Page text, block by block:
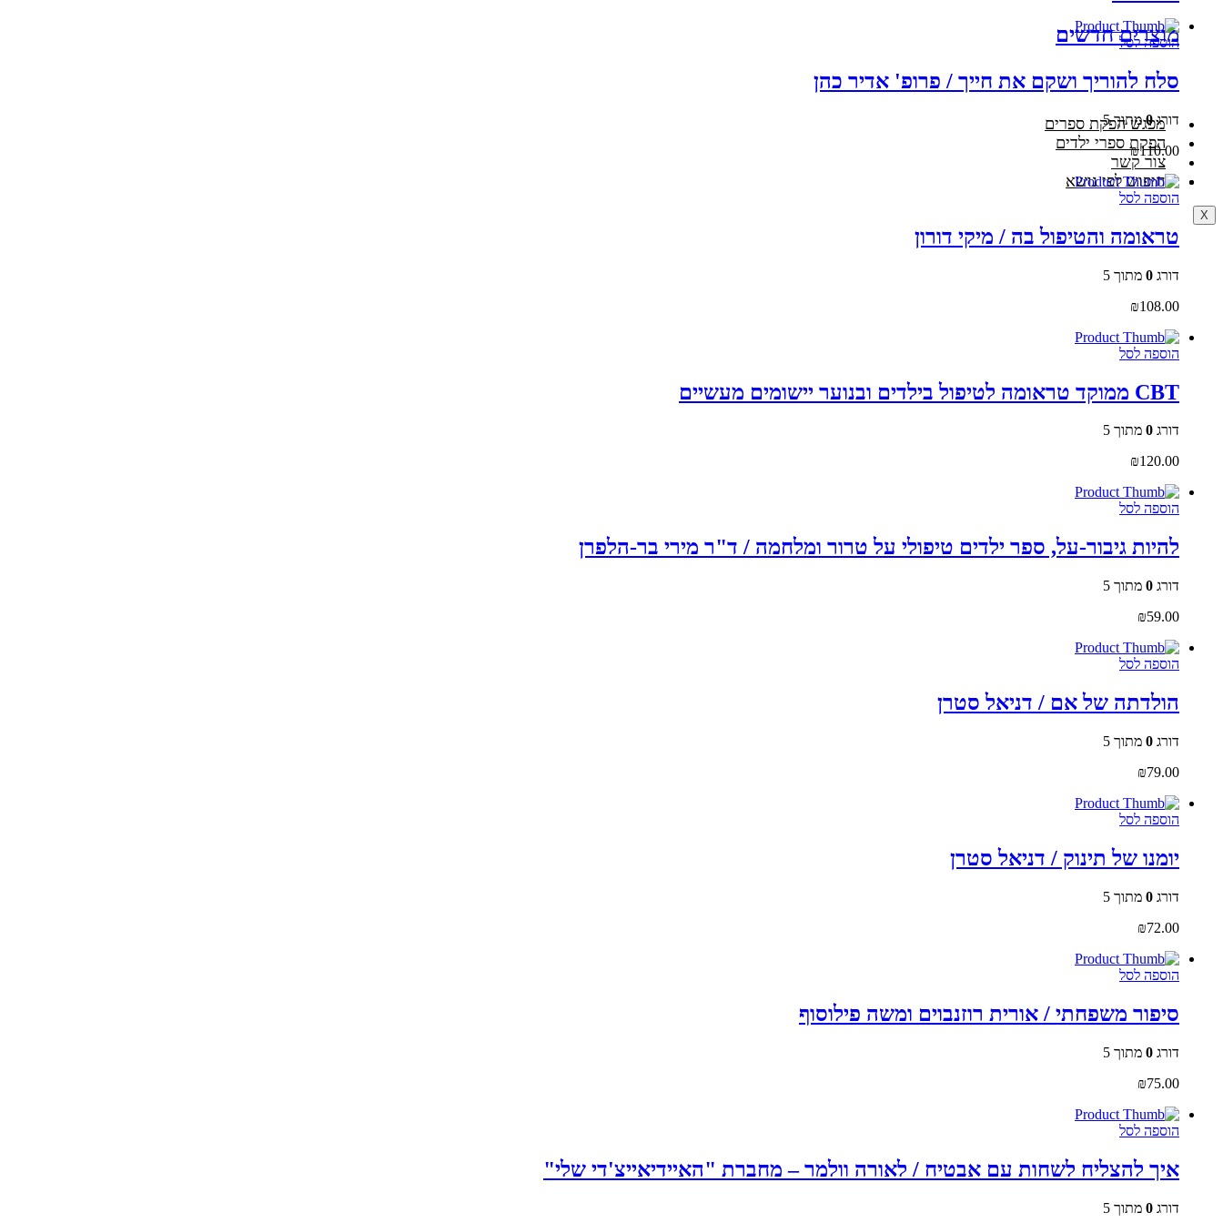
מוצרים חדשים
מפגש הפקת ספרים
הפקת ספרי ילדים
צור קשר
חיפוש לפי נושא
X
הוספה לסל
סלח להוריך ושקם את חייך / פרופ' אדיר כהן
דורג0מתוך 5
₪110.00
הוספה לסל
טראומה והטיפול בה / מיקי דורון
דורג 0 מתוך 5
₪108.00
הוספה לסל
CBT ממוקד טראומה לטיפול בילדים ובנוער יישומים מעשיים
דורג 0 מתוך 5
₪120.00
הוספה לסל
להיות גיבור-על, ספר ילדים טיפולי על טרור ומלחמה / ד"ר מירי בר-הלפרן
דורג 0 מתוך 5
₪59.00
הוספה לסל
הולדתה של אם / דניאל סטרן
דורג 0 מתוך 5
₪79.00
הוספה לסל
יומנו של תינוק / דניאל סטרן
דורג 0 מתוך 5
₪72.00
הוספה לסל
סיפור משפחתי / אורית רוזנבוים ומשה פילוסוף
דורג 0 מתוך 5
₪75.00
הוספה לסל
איך להצליח לשחות עם אבטיח / לאורה וולמר – מחברת "האיידיאייצ'די שלי"
דורג 0 מתוך 5